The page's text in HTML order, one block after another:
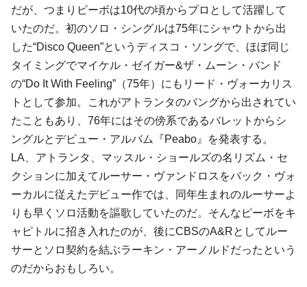
だが、つまりピーボは10代の頃からプロとして活躍して
いたのだ。初のソロ・シングルは75年にシャウトから出
した“Disco Queen”というディスコ・ソングで、ほぼ同じ
タイミングでマイケル・ゼイガー&ザ・ムーン・バンド
の“Do It With Feeling”（75年）にもリード・ヴォーカリス
トとして参加。これがアトランタのバングから出されてい
たこともあり、76年にはその傍系であるバレットからシ
ングルとデビュー・アルバム『Peabo』を発表する。
LA、アトランタ、マッスル・ショールズの名リズム・セ
クションに加えてルーサー・ヴァンドロスをバック・ヴォ
ーカルに従えたデビュー作では、同年生まれのルーサーよ
りも早くソロ活動を謳歌していたのだ。そんなピーボをキ
ャピトルに招き入れたのが、後にCBSのA&Rとしてルー
サーとソロ契約を結ぶラーキン・アーノルドだったという
のだからおもしろい。